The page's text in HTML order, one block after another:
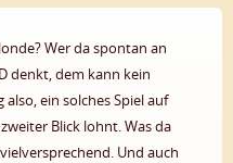
Wer da spontan an
denkt, dem kann kein
ein solches Spiel auf
Blick lohnt. Was da
Und auch